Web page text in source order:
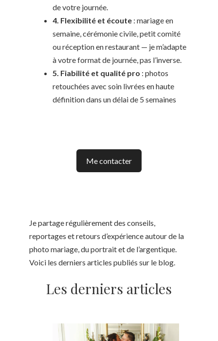
de votre journée.
4. Flexibilité et écoute : mariage en
semaine, cérémonie civile, petit comité
ou réception en restaurant — je m’adapte
à votre format de journée, pas l’inverse.
5. Fiabilité et qualité pro : photos
retouchées avec soin livrées en haute
définition dans un délai de 5 semaines
Me contacter
Je partage régulièrement des conseils,
reportages et retours d’expérience autour de la
photo mariage, du portrait et de l’argentique.
Voici les derniers articles publiés sur le blog.
Les derniers articles